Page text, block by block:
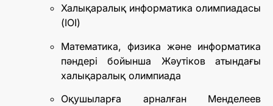
Халықаралық информатика олимпиадасы
(IOI)
Математика, физика және информатика
пәндері бойынша Жәутіков атындағы
халықаралық олимпиада
Оқушыларға арналған Менделеев